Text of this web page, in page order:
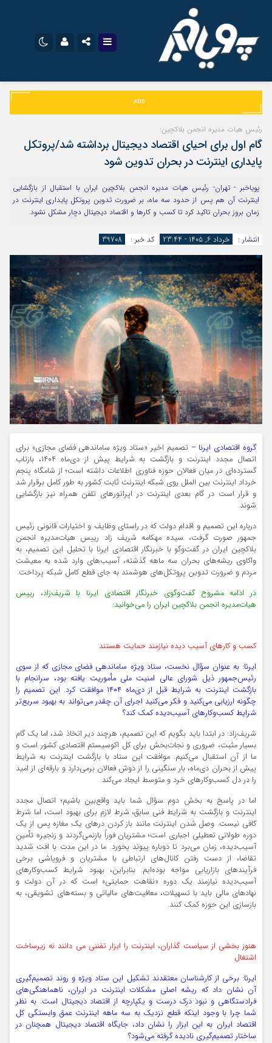
اینستاگرام
تلگرام
سروش
ایتا
آپارات
اپلیکیشن
نام کاربری یا نشانی ایمیل
رمز عبور
مرا به خاطر بسپار
رئیس هیات مدیره انجمن بلاکچین:
گام اول برای احیای اقتصاد دیجیتال برداشته شد/پروتکل‌
پایداری اینترنت در بحران تدوین شود
پویاخبر - تهران- رئیس هیات مدیره انجمن بلاکچین ایران با استقبال از بازگشایی
اینترنت آن هم پس از حدود سه ماه، بر ضرورت تدوین پروتکل پایداری اینترنت در
زمان بروز بحران تاکید کرد تا کسب و کارها و اقتصاد دیجیتال دچار مشکل نشود.
انتشار : خرداد ۶, ۱۴۰۵ - 23:44 کد خبر : 39708
گروه اقتصادی ایرنا – تصمیم اخیر «ستاد ویژه ساماندهی فضای مجازی» برای
اتصال مجدد اینترنت و بازگشت به شرایط پیش از دی‌ماه ۱۴۰۴، بازتاب
گسترده‌ای در میان فعالان حوزه فناوری اطلاعات داشته است؛ از شامگاه پنجم
خرداد اینترنت بین الملل روی شبکه اینترنت ثابت کشور به طور کامل برقرار شد
و قرار است در گام بعدی اینترنت در اپراتورهای تلفن همراه نیز بازگشایی
شوند.
درباره این تصمیم و اقدام دولت که در راستای وظایف و اختیارات قانونی رئیس
جمهور صورت گرفت، سیده مهکامه شریف زاد رییس هیات‌مدیره انجمن
بلاکچین ایران در گفت‌وگو با خبرنگار اقتصادی ایرنا با تحلیل این تصمیم، به
واکاوی ریشه‌های بحران سه ماهه گذشته، آسیب‌های وارد شده به معیشت
مردم و ضرورت تدوین پروتکل‌های هوشمند به جای قطع کامل شبکه پرداخت.
در ادامه مشروح گفت‌وگوی خبرنگار اقتصادی ایرنا با شریف‌زاد، رییس
هیات‌مدیره انجمن بلاکچین ایران را می‌خوانید:
کسب و کارهای آسیب دیده نیازمند حمایت هستند
ایرنا: به عنوان سؤال نخست، ستاد ویژه ساماندهی فضای مجازی که از سوی
رئیس‌جمهور ذیل شورای عالی امنیت ملی مأموریت یافته بود، سرانجام با
بازگشت اینترنت به شرایط قبل از دی‌ماه ۱۴۰۴ موافقت کرد. این تصمیم را
چگونه ارزیابی می‌کنید و فکر می‌کنید اجرای آن چقدر می‌تواند به بهبود سریع‌تر
شرایط کسب‌وکارهای آسیب‌دیده کمک کند؟
شریف‌زاد: در ابتدا باید بگویم که این تصمیم، هرچند دیر اتخاذ شد، اما یک گام
بسیار مثبت، ضروری و نجات‌بخش برای کل اکوسیستم اقتصادی کشور است و
ما از آن استقبال می‌کنیم. موافقت این ستاد با بازگشت اینترنت به شرایط
پیش از بحران دی‌ماه، بار سنگینی را از دوش فعالان برمی‌دارد و بارقه‌ای از امید
را در دل کسب‌وکارهای خرد و متوسط ایجاد می‌کند.
اما در پاسخ به بخش دوم سؤال شما باید واقع‌بین باشیم؛ اتصال مجدد
اینترنت و بازگشت به شرایط فنی سابق، شرط لازم برای بهبود است، اما شرط
کافی نیست. وصل شدن اینترنت مانند باز کردن درهای یک مغازه پس از یک
دوره طولانی تعطیلی اجباری است؛ مشتریان فوراً بازنمی‌گردند و زنجیره تأمینِ
آسیب‌دیده، زمان می‌برد تا دوباره پیوند بخورد. ما در این مدت با افت شدید
تقاضا، از دست رفتن کانال‌های ارتباطی با مشتریان و فروپاشی برخی
فرآیندهای بازاریابی مواجه بوده‌ایم. بنابراین، بهبود شرایط کسب‌وکارهای
آسیب‌دیده نیازمند یک دوره «نقاهت حمایتی» است که در آن دولت و
نهادهای مالی باید با تسهیلات، معافیت‌های مالیاتی و بسته‌های تشویقی، به
بازسازی این حوزه کمک کنند.
هنوز بخشی از سیاست گذاران، اینترنت را ابزار تفننی می دانند نه زیرساخت
اشتغال
ایرنا: برخی از کارشناسان معتقدند تشکیل این ستاد ویژه و روند تصمیم‌گیری
آن نشان داد که ریشه اصلی مشکلات اینترنت در ایران، ناهماهنگی‌های
فرادستگاهی و نبود درک درست و یکپارچه از اقتصاد دیجیتال است. به نظر
شما چرا با وجود اینکه قطع نزدیک به سه ماهه اینترنت عمق وابستگی کل
اقتصاد ایران به این ابزار را نشان داد، جایگاه اقتصاد دیجیتال همچنان در
ساختار تصمیم‌گیری نادیده گرفته می‌شود؟